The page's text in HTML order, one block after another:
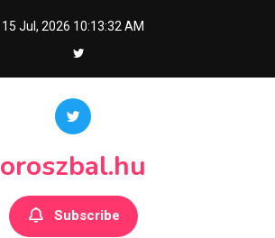
15 Jul, 2026 10:13:32 AM
oroszbal.hu
Subscribe